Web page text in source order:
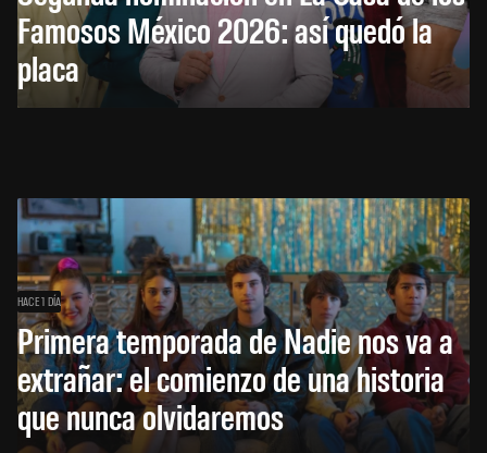
Famosos México 2026: así quedó la
placa
HACE 1 DÍA
Primera temporada de Nadie nos va a
extrañar: el comienzo de una historia
que nunca olvidaremos